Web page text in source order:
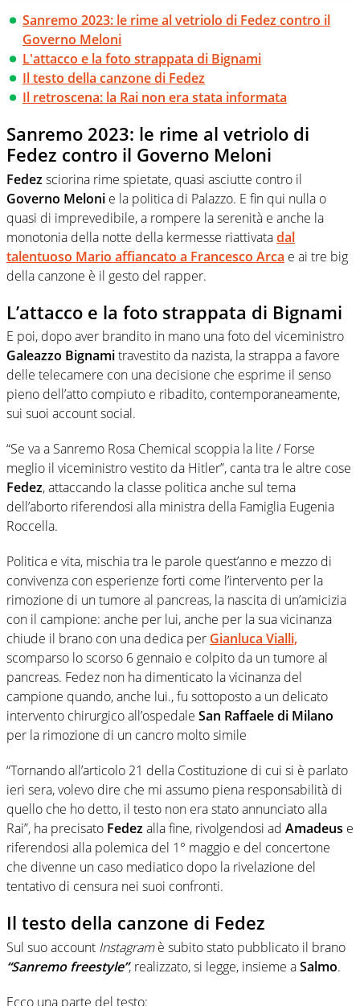
Sanremo 2023: le rime al vetriolo di Fedez contro il
Governo Meloni
L'attacco e la foto strappata di Bignami
Il testo della canzone di Fedez
Il retroscena: la Rai non era stata informata
Sanremo 2023: le rime al vetriolo di
Fedez contro il Governo Meloni
Fedezsciorina rime spietate, quasi asciutte contro il
Governo Meloni e la politica di Palazzo. E fin qui nulla o
quasi di imprevedibile, a rompere la serenità e anche la
monotonia della notte della kermesse riattivatadal
talentuoso Mario affiancato a Francesco Arca e ai tre big
della canzone è il gesto del rapper.
L’attacco e la foto strappata di Bignami
E poi, dopo aver brandito in mano una foto del viceministro
Galeazzo Bignamitravestito da nazista, la strappa a favore
delle telecamere con una decisione che esprime il senso
pieno dell’atto compiuto e ribadito, contemporaneamente,
sui suoi account social.
“Se va a Sanremo Rosa Chemical scoppia la lite / Forse
meglio il viceministro vestito da Hitler”, canta tra le altre cose
Fedez, attaccando la classe politica anche sul tema
dell’aborto riferendosi alla ministra della Famiglia Eugenia
Roccella.
Politica e vita, mischia tra le parole quest’anno e mezzo di
convivenza con esperienze forti come l’intervento per la
rimozione di un tumore al pancreas, la nascita di un’amicizia
con il campione: anche per lui, anche per la sua vicinanza
chiude il brano con una dedica per Gianluca Vialli,
scomparso lo scorso 6 gennaio e colpito da un tumore al
pancreas. Fedez non ha dimenticato la vicinanza del
campione quando, anche lui., fu sottoposto a un delicato
intervento chirurgico all’ospedale San Raffaele di Milano
per la rimozione di un cancro molto simile
“Tornando all’articolo 21 della Costituzione di cui si è parlato
ieri sera, volevo dire che mi assumo piena responsabilità di
quello che ho detto, il testo non era stato annunciato alla
Rai”, ha precisato Fedezalla fine, rivolgendosi ad Amadeus e
riferendosi alla polemica del 1° maggio e del concertone
che divenne un caso mediatico dopo la rivelazione del
tentativo di censura nei suoi confronti.
Il testo della canzone di Fedez
Sul suo account Instagramè subito stato pubblicato il brano
“Sanremo freestyle”, realizzato, si legge, insieme aSalmo.
Ecco una parte del testo: